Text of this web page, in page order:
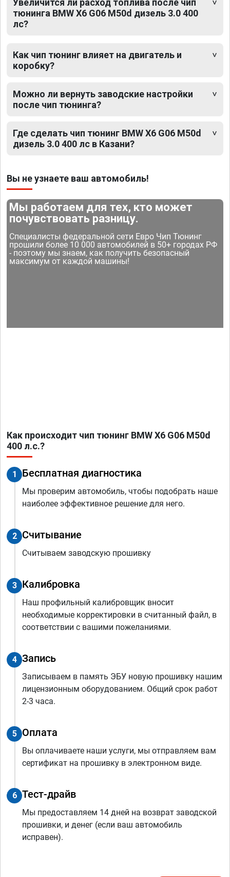
Увеличится ли расход топлива после чип
тюнинга BMW X6 G06 M50d дизель 3.0 400
лс?
Как чип тюнинг влияет на двигатель и
коробку?
Можно ли вернуть заводские настройки
после чип тюнинга?
Где сделать чип тюнинг BMW X6 G06 M50d
дизель 3.0 400 лс в Казани?
Вы не узнаете ваш автомобиль!
Мы работаем для тех, кто может
почувствовать разницу.
Специалисты федеральной сети Евро Чип Тюнинг
прошили более 10 000 автомобилей в 50+ городах РФ
- поэтому мы знаем, как получить безопасный
максимум от каждой машины!
Как происходит чип тюнинг BMW X6 G06 M50d
400 л.с.?
1 Бесплатная диагностика
Мы проверим автомобиль, чтобы подобрать наше
наиболее эффективное решение для него.
2 Считывание
Считываем заводскую прошивку
3 Калибровка
Наш профильный калибровщик вносит
необходимые корректировки в считанный файл, в
соответствии с вашими пожеланиями.
4 Запись
Записываем в память ЭБУ новую прошивку нашим
лицензионным оборудованием. Общий срок работ
2-3 часа.
5 Оплата
Вы оплачиваете наши услуги, мы отправляем вам
сертификат на прошивку в электронном виде.
6 Тест-драйв
Мы предоставляем 14 дней на возврат заводской
прошивки, и денег (если ваш автомобиль
исправен).